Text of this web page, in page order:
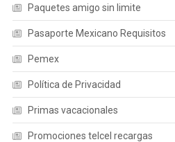
Paquetes amigo sin limite
Pasaporte Mexicano Requisitos
Pemex
Política de Privacidad
Primas vacacionales
Promociones telcel recargas